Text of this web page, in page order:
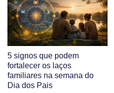
5 signos que podem
fortalecer os laços
familiares na semana do
Dia dos Pais